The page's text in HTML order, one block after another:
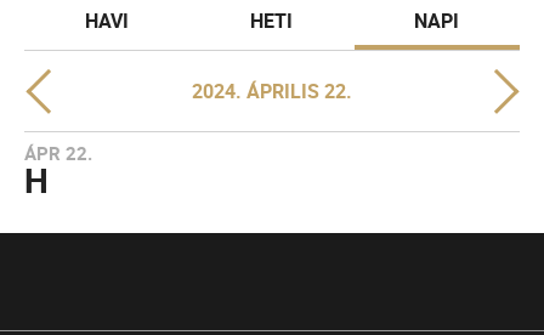
HAVI HETI NAPI
2024. ÁPRILIS 22.
ÁPR 22.
H